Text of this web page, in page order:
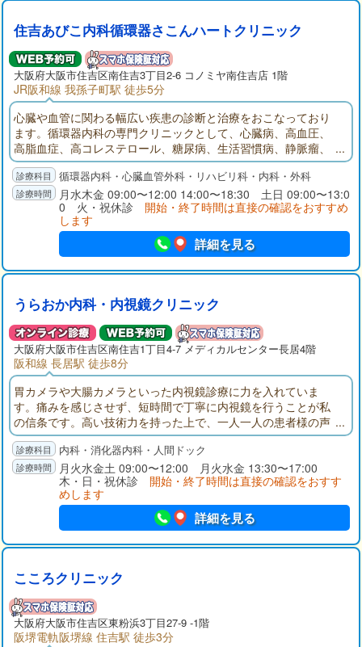
住吉あびこ内科循環器さこんハートクリニック
大阪府大阪市住吉区南住吉3丁目2-6 コノミヤ南住吉店 1階
JR阪和線 我孫子町駅 徒歩5分
心臓や血管に関わる幅広い疾患の診断と治療をおこなっており
ます。循環器内科の専門クリニックとして、心臓病、高血圧、
高脂血症、高コレステロール、糖尿病、生活習慣病、静脈瘤、
風邪、ワクチンなど、子供から大人までお気軽にご相談くださ
い。
循環器内科・心臓血管外科・リハビリ科・内科・外科
月水木金 09:00〜12:00 14:00〜18:30 土日 09:00〜13:0
0 火・祝休診 開始・終了時間は直接の確認をおすすめ
します
詳細を見る
うらおか内科・内視鏡クリニック
大阪府大阪市住吉区南住吉1丁目4-7 メディカルセンター長居4階
阪和線 長居駅 徒歩8分
胃カメラや大腸カメラといった内視鏡診療に力を入れていま
す。痛みを感じさせず、短時間で丁寧に内視鏡を行うことが私
の信条です。高い技術力を持った上で、一人一人の患者様の声
に耳を傾け、不安を解き、信頼を築く。これが私の診療スタイ
ルです。技術と共感を両立させる医師であり続けたいと思いま
す。その他にも消化器疾患や内科の診療などの治療を行ってい
内科・消化器内科・人間ドック
月火水金土 09:00〜12:00 月火水金 13:30〜17:00
木・日・祝休診 開始・終了時間は直接の確認をおすす
めします
詳細を見る
こころクリニック
大阪府大阪市住吉区東粉浜3丁目27-9 -1階
阪堺電軌阪堺線 住吉駅 徒歩3分